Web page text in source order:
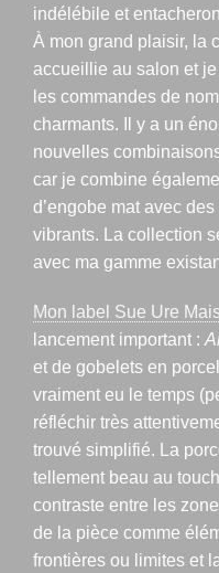
indélébile et
À mon grand plaisir, la
accueillie au salon et
les commandes de
charmants. Il y a un
nouvelles
car je combine
d’engobe mat avec
vibrants. La collection
avec ma gamme
Mon label Sue Ure
lancement important :
et de gobelets en
vraiment eu le temps
réfléchir très
trouvé simplifié. La
tellement beau au
contraste entre les
de la pièce comme
frontières ou limites et